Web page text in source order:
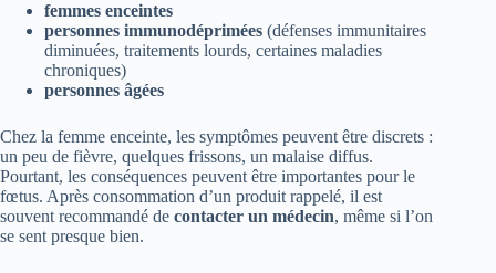
femmes enceintes
personnes immunodéprimées (défenses immunitaires
diminuées, traitements lourds, certaines maladies
chroniques)
personnes âgées
Chez la femme enceinte, les symptômes peuvent être discrets :
un peu de fièvre, quelques frissons, un malaise diffus.
Pourtant, les conséquences peuvent être importantes pour le
fœtus. Après consommation d’un produit rappelé, il est
souvent recommandé de contacter un médecin, même si l’on
se sent presque bien.